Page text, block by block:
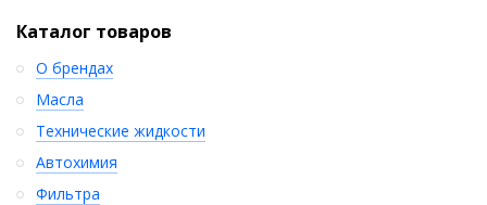
Каталог товаров
О брендах
Масла
Технические жидкости
Автохимия
Фильтра